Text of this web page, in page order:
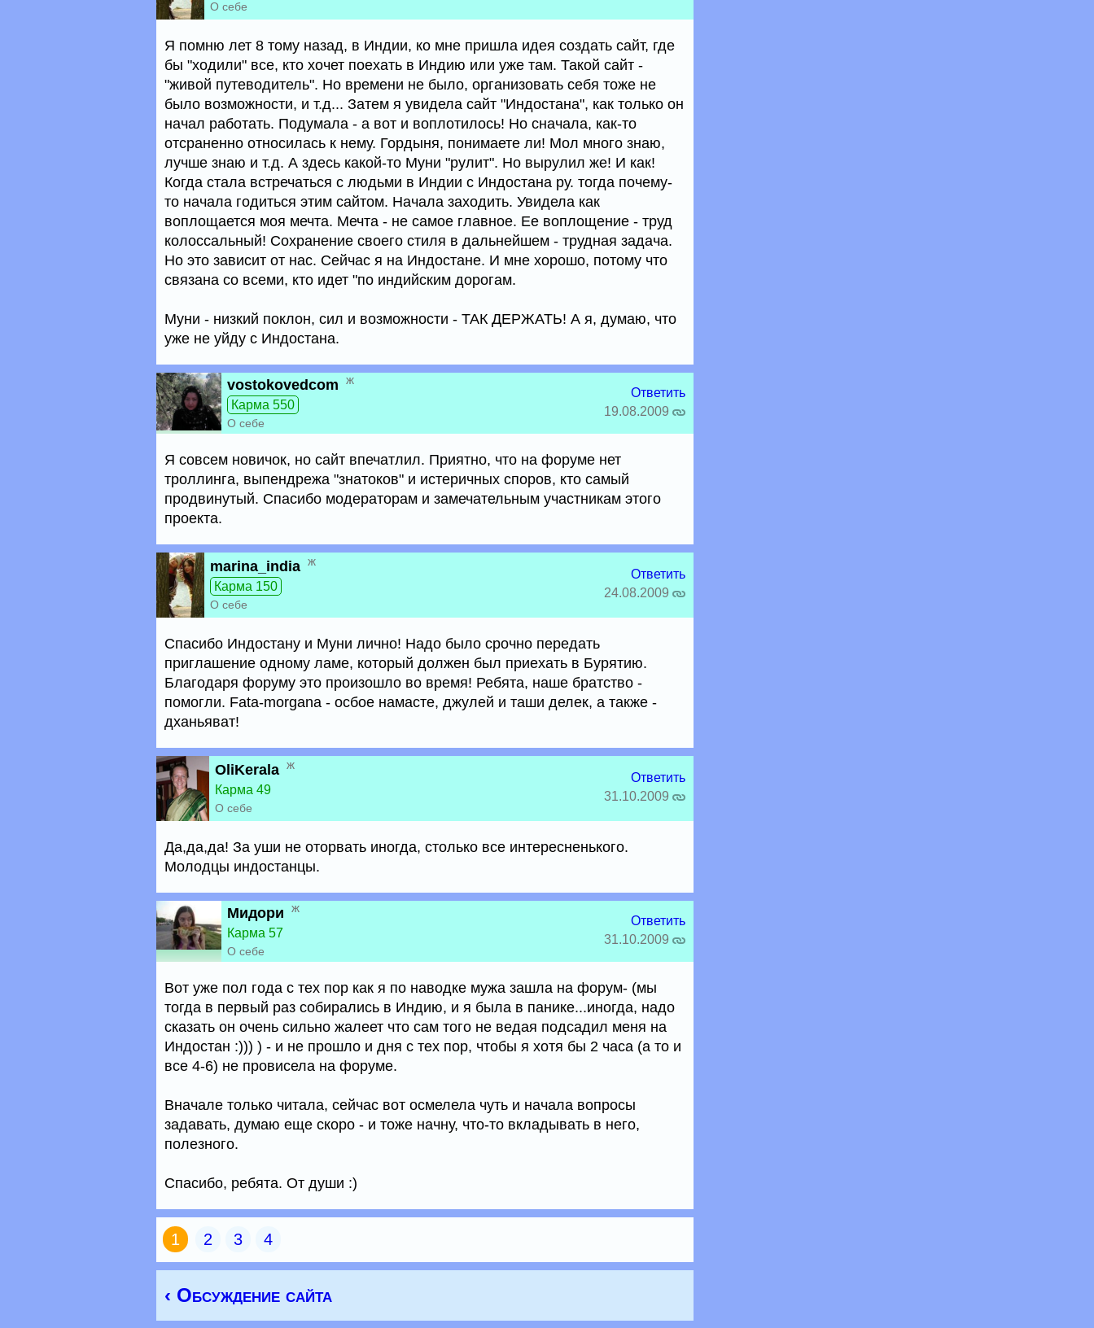
О себе
Я помню лет 8 тому назад, в Индии, ко мне пришла идея создать сайт, где
бы "ходили" все, кто хочет поехать в Индию или уже там. Такой сайт -
"живой путеводитель". Но времени не было, организовать себя тоже не
было возможности, и т.д... Затем я увидела сайт "Индостана", как только он
начал работать. Подумала - а вот и воплотилось! Но сначала, как-то
отсраненно относилась к нему. Гордыня, понимаете ли! Мол много знаю,
лучше знаю и т.д. А здесь какой-то Муни "рулит". Но вырулил же! И как!
Когда стала встречаться с людьми в Индии с Индостана ру. тогда почему-
то начала годиться этим сайтом. Начала заходить. Увидела как
воплощается моя мечта. Мечта - не самое главное. Ее воплощение - труд
колоссальный! Сохранение своего стиля в дальнейшем - трудная задача.
Но это зависит от нас. Сейчас я на Индостане. И мне хорошо, потому что
связана со всеми, кто идет "по индийским дорогам.
Муни - низкий поклон, сил и возможности - ТАК ДЕРЖАТЬ! А я, думаю, что
уже не уйду с Индостана.
vostokovedcom ж
Карма 550
О себе
Ответить
19.08.2009
Я совсем новичок, но сайт впечатлил. Приятно, что на форуме нет
троллинга, выпендрежа "знатоков" и истеричных споров, кто самый
продвинутый. Спасибо модераторам и замечательным участникам этого
проекта.
marina_india ж
Карма 150
О себе
Ответить
24.08.2009
Спасибо Индостану и Муни лично! Надо было срочно передать
приглашение одному ламе, который должен был приехать в Бурятию.
Благодаря форуму это произошло во время! Ребята, наше братство -
помогли. Fata-morgana - осбое намасте, джулей и таши делек, а также -
дханьяват!
OliKerala ж
Карма 49
О себе
Ответить
31.10.2009
Да,да,да! За уши не оторвать иногда, столько все интересненького.
Молодцы индостанцы.
Мидори ж
Карма 57
О себе
Ответить
31.10.2009
Вот уже пол года с тех пор как я по наводке мужа зашла на форум- (мы
тогда в первый раз собирались в Индию, и я была в панике...иногда, надо
сказать он очень сильно жалеет что сам того не ведая подсадил меня на
Индостан :))) ) - и не прошло и дня с тех пор, чтобы я хотя бы 2 часа (а то и
все 4-6) не провисела на форуме.
Вначале только читала, сейчас вот осмелела чуть и начала вопросы
задавать, думаю еще скоро - и тоже начну, что-то вкладывать в него,
полезного.
Спасибо, ребята. От души :)
1 2 3 4
‹ Обсуждение сайта